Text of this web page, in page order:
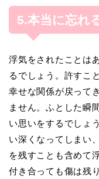
5.本当に忘れ
浮気をされたことは
るでしょう。許すこ
幸せな関係が戻って
ません。ふとした瞬
い思いをするでしょ
い深くなってしまい
を残すことも含めて
付き合っても傷は残